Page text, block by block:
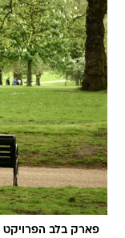
פארק בלב הפרויקט